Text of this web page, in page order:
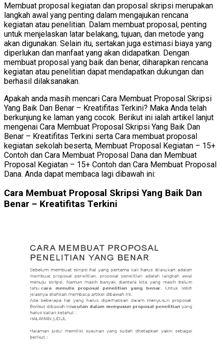
Membuat proposal kegiatan dan proposal skripsi merupakan
langkah awal yang penting dalam mengajukan rencana
kegiatan atau penelitian. Dalam membuat proposal, penting
untuk menjelaskan latar belakang, tujuan, dan metode yang
akan digunakan. Selain itu, sertakan juga estimasi biaya yang
diperlukan dan manfaat yang akan didapatkan. Dengan
membuat proposal yang baik dan benar, diharapkan rencana
kegiatan atau penelitian dapat mendapatkan dukungan dan
berhasil dilaksanakan.
Apakah anda masih mencari Cara Membuat Proposal Skripsi
Yang Baik Dan Benar – Kreatifitas Terkini? Maka Anda telah
berkunjung ke laman yang cocok. Berikut ini ialah artikel lanjut
mengenai Cara Membuat Proposal Skripsi Yang Baik Dan
Benar – Kreatifitas Terkini serta Cara membuat proposal
kegiatan sekolah beserta, Membuat Proposal Kegiatan – 15+
Contoh dan Cara Membuat Proposal Dana dan Membuat
Proposal Kegiatan – 15+ Contoh dan Cara Membuat Proposal
Dana. Anda dapat membaca lagi dibawah ini:
Cara Membuat Proposal Skripsi Yang Baik Dan
Benar – Kreatifitas Terkini